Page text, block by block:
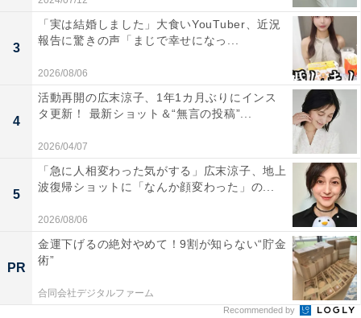
3
「実は結婚しました」大食いYouTuber、近況
報告に驚きの声「まじで幸せになっ...
2026/08/06
4
活動再開の広末涼子、1年1カ月ぶりにインス
タ更新！ 最新ショット＆“無言の投稿”...
2026/04/07
5
「急に人相変わった気がする」広末涼子、地上
波復帰ショットに「なんか顔変わった」の...
2026/08/06
PR
金運下げるの絶対やめて！9割が知らない“貯金
術”
合同会社デジタルファーム
Recommended by